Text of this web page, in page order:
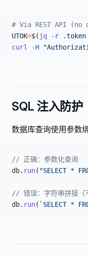
# Via REST API
UTOK=$( jq -r .token
curl
-H
SQL 注入防护
数据库查询使用参数
// 正确：参数化查询
db. run( "SELECT *
// 错误：字符串拼接（
db. run( `SELECT *